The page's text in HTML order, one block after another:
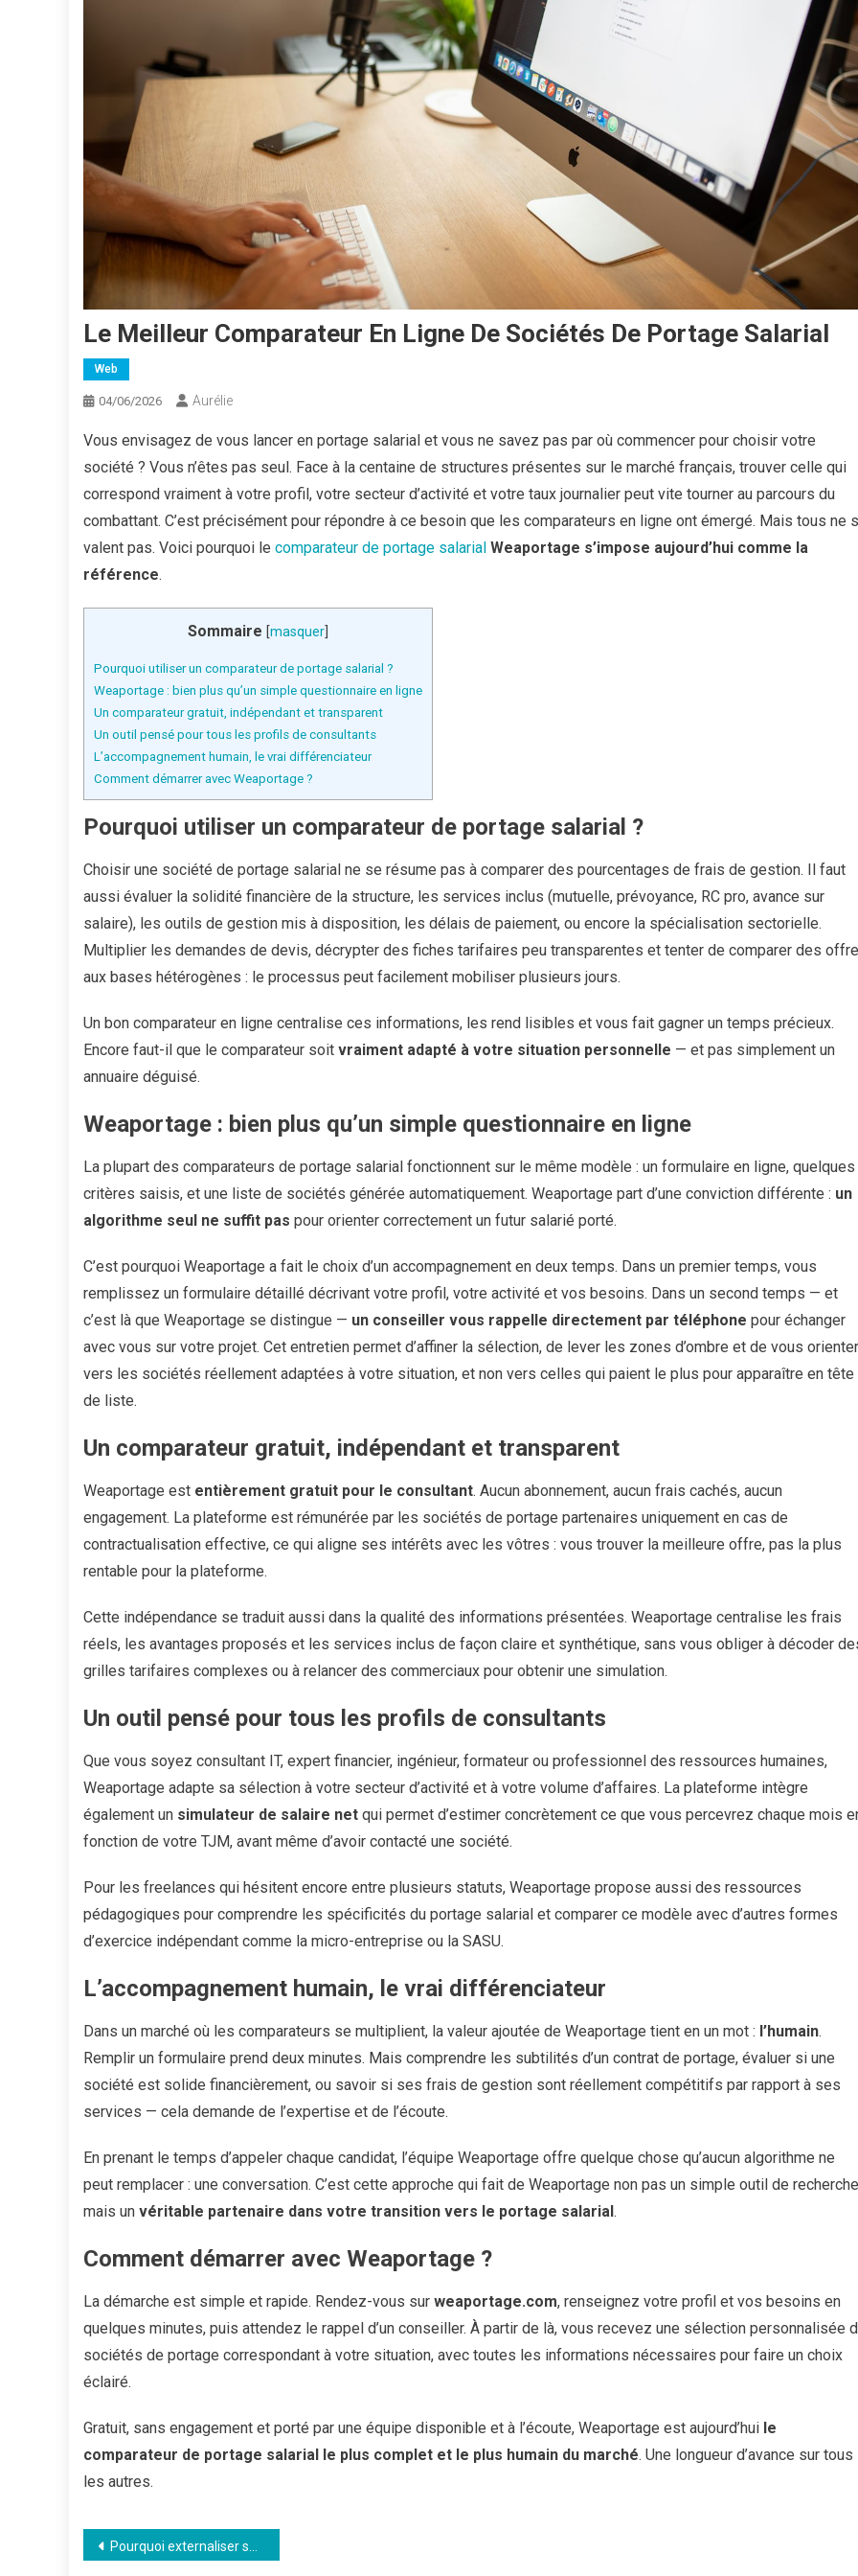
Le Meilleur Comparateur En Ligne De Sociétés De Portage Salarial
Web
04/06/2026 Aurélie
Vous envisagez de vous lancer en portage salarial et vous ne savez pas par où commencer pour choisir votre
société ? Vous n’êtes pas seul. Face à la centaine de structures présentes sur le marché français, trouver celle qui
correspond vraiment à votre profil, votre secteur d’activité et votre taux journalier peut vite tourner au parcours du
combattant. C’est précisément pour répondre à ce besoin que les comparateurs en ligne ont émergé. Mais tous ne
valent pas. Voici pourquoi le comparateur de portage salarial Weaportage s’impose aujourd’hui comme la
référence.
Sommaire [masquer
Pourquoi utiliser un comparateur de portage salarial ?
Weaportage : bien plus qu’un simple questionnaire en ligne
Un comparateur gratuit, indépendant et transparent
Un outil pensé pour tous les profils de consultants
L’accompagnement humain, le vrai différenciateur
Comment démarrer avec Weaportage ?
Pourquoi utiliser un comparateur de portage salarial ?
Choisir une société de portage salarial ne se résume pas à comparer des pourcentages de frais de gestion. Il faut
aussi évaluer la solidité financière de la structure, les services inclus (mutuelle, prévoyance, RC pro, avance sur
salaire), les outils de gestion mis à disposition, les délais de paiement, ou encore la spécialisation sectorielle.
Multiplier les demandes de devis, décrypter des fiches tarifaires peu transparentes et tenter de comparer des
aux bases hétérogènes : le processus peut facilement mobiliser plusieurs jours.
Un bon comparateur en ligne centralise ces informations, les rend lisibles et vous fait gagner un temps précieux.
Encore faut-il que le comparateur soit vraiment adapté à votre situation personnelle — et pas simplement un
annuaire déguisé.
Weaportage : bien plus qu’un simple questionnaire en ligne
La plupart des comparateurs de portage salarial fonctionnent sur le même modèle : un formulaire en ligne, quelques
critères saisis, et une liste de sociétés générée automatiquement. Weaportage part d’une conviction différente : un
algorithme seul ne suffit pas pour orienter correctement un futur salarié porté.
C’est pourquoi Weaportage a fait le choix d’un accompagnement en deux temps. Dans un premier temps, vous
remplissez un formulaire détaillé décrivant votre profil, votre activité et vos besoins. Dans un second temps — et
c’est là que Weaportage se distingue — un conseiller vous rappelle directement par téléphone pour échanger
avec vous sur votre projet. Cet entretien permet d’affiner la sélection, de lever les zones d’ombre et de vous orienter
vers les sociétés réellement adaptées à votre situation, et non vers celles qui paient le plus pour apparaître en tête
de liste.
Un comparateur gratuit, indépendant et transparent
Weaportage est entièrement gratuit pour le consultant. Aucun abonnement, aucun frais cachés, aucun
engagement. La plateforme est rémunérée par les sociétés de portage partenaires uniquement en cas de
contractualisation effective, ce qui aligne ses intérêts avec les vôtres : vous trouver la meilleure offre, pas la plus
rentable pour la plateforme.
Cette indépendance se traduit aussi dans la qualité des informations présentées. Weaportage centralise les frais
réels, les avantages proposés et les services inclus de façon claire et synthétique, sans vous obliger à décoder
grilles tarifaires complexes ou à relancer des commerciaux pour obtenir une simulation.
Un outil pensé pour tous les profils de consultants
Que vous soyez consultant IT, expert financier, ingénieur, formateur ou professionnel des ressources humaines,
Weaportage adapte sa sélection à votre secteur d’activité et à votre volume d’affaires. La plateforme intègre
également un simulateur de salaire net qui permet d’estimer concrètement ce que vous percevrez chaque mois
fonction de votre TJM, avant même d’avoir contacté une société.
Pour les freelances qui hésitent encore entre plusieurs statuts, Weaportage propose aussi des ressources
pédagogiques pour comprendre les spécificités du portage salarial et comparer ce modèle avec d’autres formes
d’exercice indépendant comme la micro-entreprise ou la SASU.
L’accompagnement humain, le vrai différenciateur
Dans un marché où les comparateurs se multiplient, la valeur ajoutée de Weaportage tient en un mot : l’humain.
Remplir un formulaire prend deux minutes. Mais comprendre les subtilités d’un contrat de portage, évaluer si une
société est solide financièrement, ou savoir si ses frais de gestion sont réellement compétitifs par rapport à ses
services — cela demande de l’expertise et de l’écoute.
En prenant le temps d’appeler chaque candidat, l’équipe Weaportage offre quelque chose qu’aucun algorithme ne
peut remplacer : une conversation. C’est cette approche qui fait de Weaportage non pas un simple outil de
mais un véritable partenaire dans votre transition vers le portage salarial.
Comment démarrer avec Weaportage ?
La démarche est simple et rapide. Rendez-vous sur weaportage.com, renseignez votre profil et vos besoins en
quelques minutes, puis attendez le rappel d’un conseiller. À partir de là, vous recevez une sélection personnalisée
sociétés de portage correspondant à votre situation, avec toutes les informations nécessaires pour faire un choix
éclairé.
Gratuit, sans engagement et porté par une équipe disponible et à l’écoute, Weaportage est aujourd’hui le
comparateur de portage salarial le plus complet et le plus humain du marché. Une longueur d’avance sur tous
les autres.
Navigation
Pourquoi externaliser ses serveurs dans un datacenter plutôt que de gérer sa propre salle informatique ?